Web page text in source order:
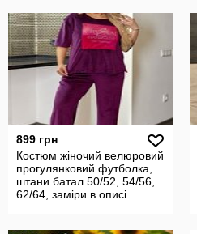
899 грн
Костюм жіночий велюровий
прогулянковий футболка,
штани батал 50/52, 54/56,
62/64, заміри в описі